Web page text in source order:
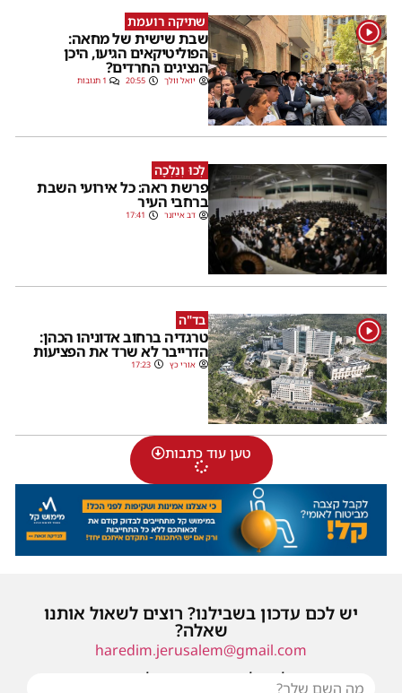
1 שתיקה רועמת
שבת שישית של מחאה:
הפוליטיקאים הגיעו, היכן
הנציגים החרדים?
יואל וולך 20:55 1 תגובות
לְכוּ וְנֵלְכָה
פרשת ראה: כל אירועי השבת
ברחבי העיר
דב אייזנר 17:41
1 בד"ה
טרגדיה ברחוב אדוניהו הכהן:
הדרייבר לא שרד את הפציעות
אורי כץ 17:23
טען עוד כתבות
יש לכם עדכון בשבילנו? רוצים לשאול אותנו
שאלה?
haredim.jerusalem@gmail.com
או שילחו אלינו פנייה ונחזור אליכם בהקדם